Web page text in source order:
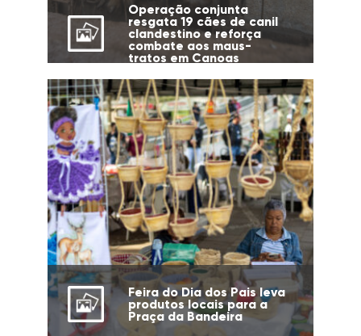
Operação conjunta
resgata 19 cães de canil
clandestino e reforça
combate aos maus-
tratos em Canoas
Feira do Dia dos Pais leva
produtos locais para a
Praça da Bandeira